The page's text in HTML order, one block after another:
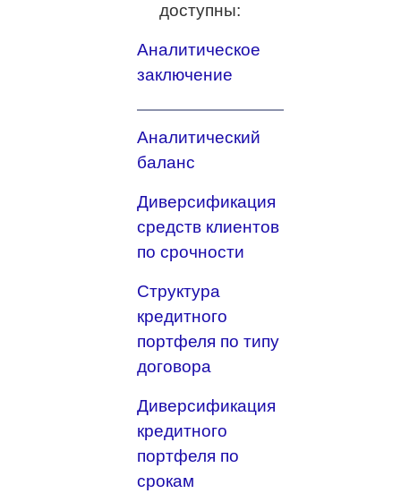
доступны:
Аналитическое
заключение
Аналитический
баланс
Диверсификация
средств клиентов
по срочности
Структура
кредитного
портфеля по типу
договора
Диверсификация
кредитного
портфеля по
срокам